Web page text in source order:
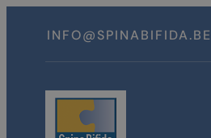
INFO@SPINABIFIDA.BE